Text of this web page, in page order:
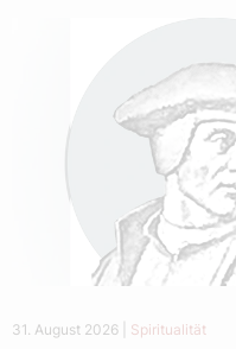
31. August 2026 Spiritualität